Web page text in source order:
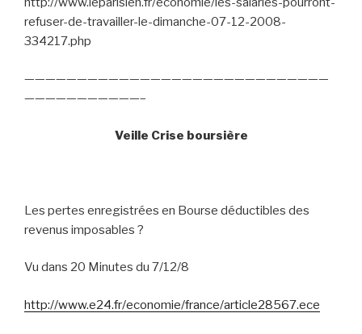
refuser-de-travailler-le-dimanche-07-12-2008-
334217.php
—————————————————————————————
———————————–
Veille Crise boursière
Les pertes enregistrées en Bourse déductibles des
revenus imposables ?
Vu dans 20 Minutes du 7/12/8
http://www.e24.fr/economie/france/article28567.ece